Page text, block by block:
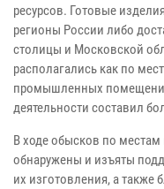
ресурсов. Готовые
регионы России либо
столицы и Московской
располагались как по
промышленных
деятельности составил
В ходе обысков по
обнаружены и изъяты
их изготовления, а также